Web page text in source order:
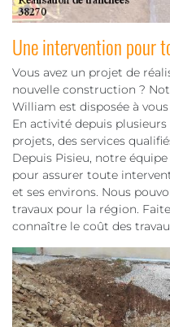
Une intervention pour
Vous avez un projet de
nouvelle construction ?
William est disposée à
En activité depuis
projets, des services
Depuis Pisieu, notre
pour assurer toute
et ses environs. Nous
travaux pour la région.
connaître le coût des